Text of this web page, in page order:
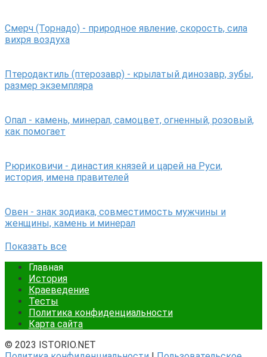
Смерч (Торнадо) - природное явление, скорость, сила
вихря воздуха
Птеродактиль (птерозавр) - крылатый динозавр, зубы,
размер экземпляра
Опал - камень, минерал, самоцвет, огненный, розовый,
как помогает
Рюриковичи - династия князей и царей на Руси,
история, имена правителей
Овен - знак зодиака, совместимость мужчины и
женщины, камень и минерал
Показать все
Главная
История
Краеведение
Тесты
Политика конфиденциальности
Карта сайта
© 2023 ISTORIO.NET